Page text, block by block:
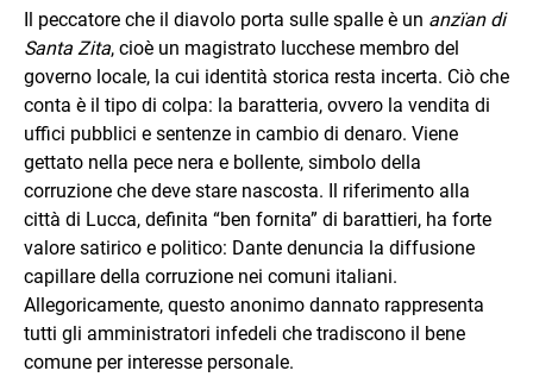
Il peccatore che il diavolo porta sulle spalle è un anzïan di
Santa Zita, cioè un magistrato lucchese membro del
governo locale, la cui identità storica resta incerta. Ciò che
conta è il tipo di colpa: la baratteria, ovvero la vendita di
uffici pubblici e sentenze in cambio di denaro. Viene
gettato nella pece nera e bollente, simbolo della
corruzione che deve stare nascosta. Il riferimento alla
città di Lucca, definita “ben fornita” di barattieri, ha forte
valore satirico e politico: Dante denuncia la diffusione
capillare della corruzione nei comuni italiani.
Allegoricamente, questo anonimo dannato rappresenta
tutti gli amministratori infedeli che tradiscono il bene
comune per interesse personale.